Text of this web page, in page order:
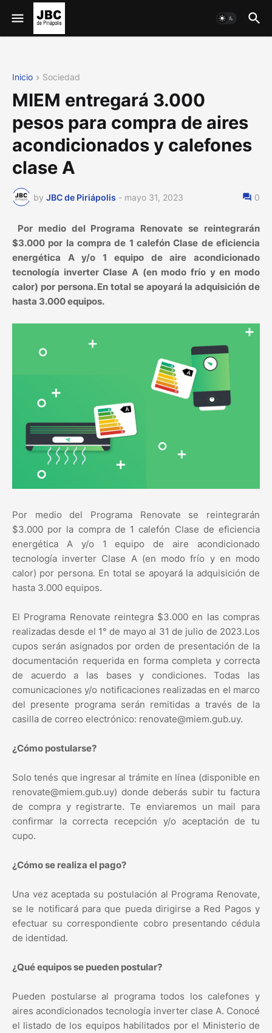
Inicio Sociedad
MIEM entregará 3.000
pesos para compra de aires
acondicionados y calefones
clase A
by JBC de Piriápolis - mayo 31, 2023 0
Por medio del Programa Renovate se reintegrarán
$3.000 por la compra de 1 calefón Clase de eficiencia
energética A y/o 1 equipo de aire acondicionado
tecnología inverter Clase A (en modo frío y en modo
calor) por persona. En total se apoyará la adquisición de
hasta 3.000 equipos.
Por medio del Programa Renovate se reintegrarán
$3.000 por la compra de 1 calefón Clase de eficiencia
energética A y/o 1 equipo de aire acondicionado
tecnología inverter Clase A (en modo frío y en modo
calor) por persona. En total se apoyará la adquisición de
hasta 3.000 equipos.
El Programa Renovate reintegra $3.000 en las compras
realizadas desde el 1° de mayo al 31 de julio de 2023.Los
cupos serán asignados por orden de presentación de la
documentación requerida en forma completa y correcta
de acuerdo a las bases y condiciones. Todas las
comunicaciones y/o notificaciones realizadas en el marco
del presente programa serán remitidas a través de la
casilla de correo electrónico: renovate@miem.gub.uy.
¿Cómo postularse?
Solo tenés que ingresar al trámite en línea (disponible en
renovate@miem.gub.uy) donde deberás subir tu factura
de compra y registrarte. Te enviaremos un mail para
confirmar la correcta recepción y/o aceptación de tu
cupo.
¿Cómo se realiza el pago?
Una vez aceptada su postulación al Programa Renovate,
se le notificará para que pueda dirigirse a Red Pagos y
efectuar su correspondiente cobro presentando cédula
de identidad.
¿Qué equipos se pueden postular?
Pueden postularse al programa todos los calefones y
aires acondicionados tecnología inverter clase A. Conocé
el listado de los equipos habilitados por el Ministerio de